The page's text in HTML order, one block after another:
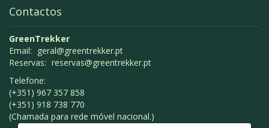
Contactos
GreenTrekker
Email: geral@greentrekker.pt
Reservas: reservas@greentrekker.pt
Telefone:
(+351) 967 357 858
(+351) 918 738 770
(Chamada para rede móvel nacional.)